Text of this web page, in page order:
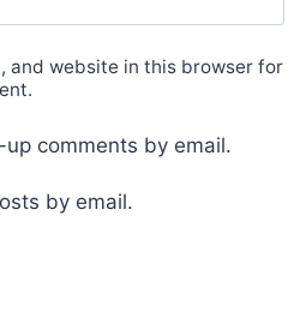
and website in this browser for
comments by email.
by email.